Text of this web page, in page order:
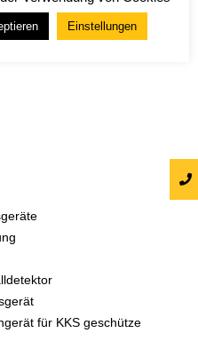
für KKS geschütze
Einstellungen